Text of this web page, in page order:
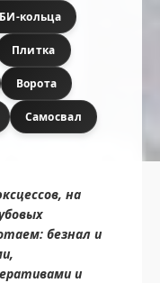
кольца
Плитка
Ворота
Самосвал
на
безнал и
и